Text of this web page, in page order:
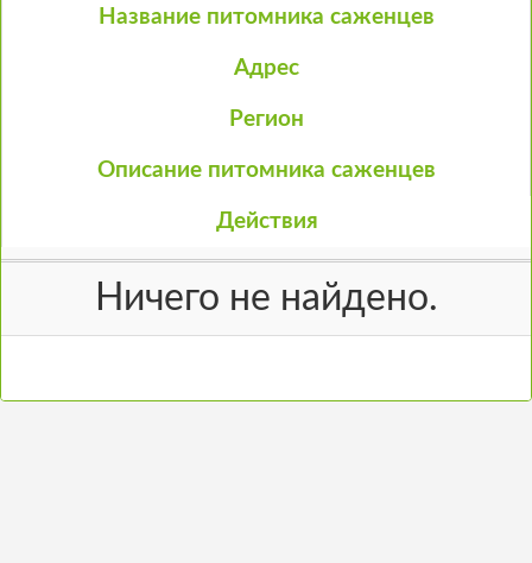
Название питомника саженцев
Адрес
Регион
Описание питомника саженцев
Действия
Ничего не найдено.